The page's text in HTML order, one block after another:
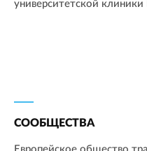
университетской
СООБЩЕСТВА